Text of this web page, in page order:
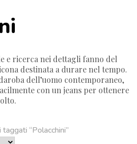
e ricerca nei dettagli fanno del
destinata a durare nel tempo.
dell’uomo contemporaneo,
con un jeans per ottenere
“Polacchini”